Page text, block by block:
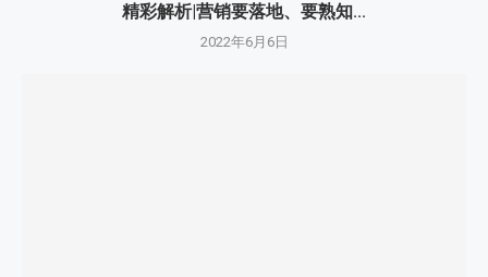
精彩解析|营销要落地、要熟知...
2022年6月6日